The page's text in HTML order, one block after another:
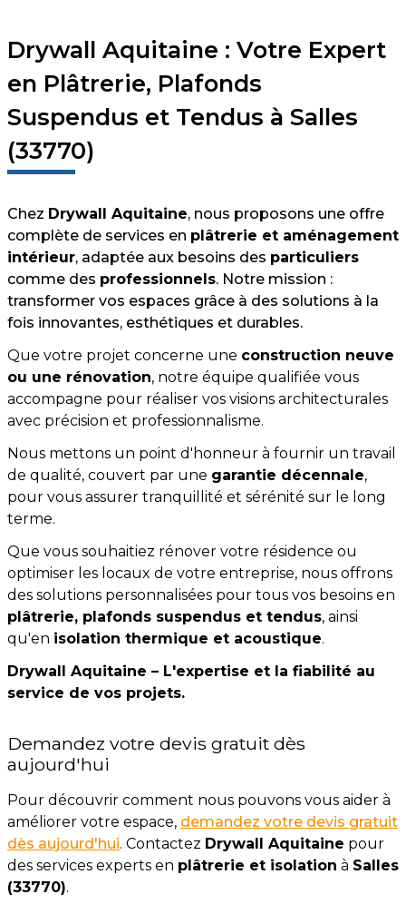
Drywall Aquitaine : Votre Expert
en Plâtrerie, Plafonds
Suspendus et Tendus à Salles
(33770)
Chez Drywall Aquitaine, nous proposons une offre
complète de services en plâtrerie et aménagement
intérieur, adaptée aux besoins des particuliers
comme des professionnels. Notre mission :
transformer vos espaces grâce à des solutions à la
fois innovantes, esthétiques et durables.
Que votre projet concerne une construction neuve
ou une rénovation, notre équipe qualifiée vous
accompagne pour réaliser vos visions architecturales
avec précision et professionnalisme.
Nous mettons un point d'honneur à fournir un travail
de qualité, couvert par une garantie décennale,
pour vous assurer tranquillité et sérénité sur le long
terme.
Que vous souhaitiez rénover votre résidence ou
optimiser les locaux de votre entreprise, nous offrons
des solutions personnalisées pour tous vos besoins en
plâtrerie, plafonds suspendus et tendus, ainsi
qu'en isolation thermique et acoustique.
Drywall Aquitaine – L'expertise et la fiabilité au
service de vos projets.
Demandez votre devis gratuit dès
aujourd'hui
Pour découvrir comment nous pouvons vous aider à
améliorer votre espace, demandez votre devis gratuit
dès aujourd'hui. Contactez Drywall Aquitaine pour
des services experts en plâtrerie et isolation à Salles
(33770).